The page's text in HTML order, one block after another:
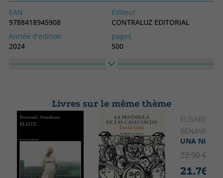
descubre que pertenece a María, quien fue su maestra en la
infancia y a quien consideraba su segunda madre. Hugo, su
amante y uno de los oficiales al cargo de la investigación,
intentará mantenerla al margen. Pero para Jimena, el caso
acaba de convertirse en personal y nada ni nadie podrá
detenerla.Y UNA REVELACIÓN QUE LO CAMBIARÁ TODO:
EAN
9788418945908
Éditeur
CONTRALUZ EDITORIAL
Année d'édition
2024
pages
500
langage
200
Largeur
130
Livres sur le même thème
ELÍSABET
BENAVENT
UNA NIÑA
22.90 €
21.76 €